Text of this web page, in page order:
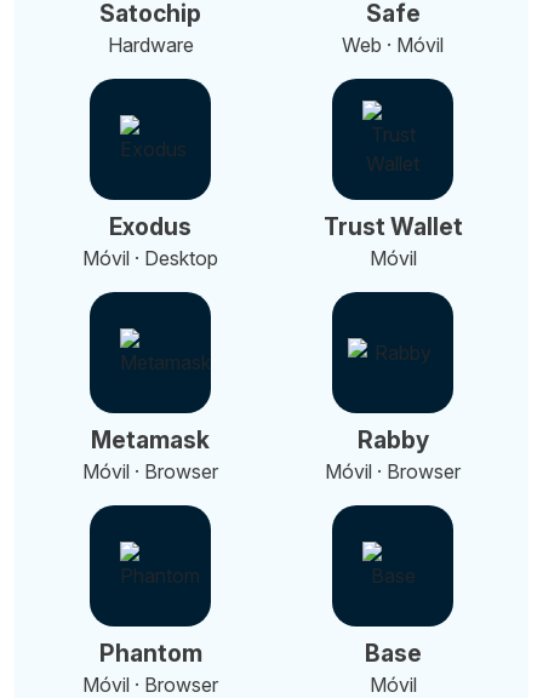
Satochip
Hardware
Safe
Web · Móvil
Exodus
Móvil · Desktop
Trust Wallet
Móvil
Metamask
Móvil · Browser
Rabby
Móvil · Browser
Phantom
Móvil · Browser
Base
Móvil